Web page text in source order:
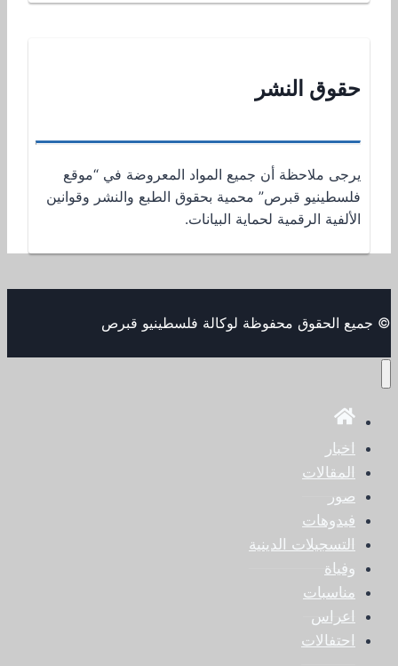
حقوق النشر
يرجى ملاحظة أن جميع المواد المعروضة في “موقع
فلسطينيو قبرص” محمية بحقوق الطبع والنشر وقوانين
الألفية الرقمية لحماية البيانات.
© جميع الحقوق محفوظة لوكالة فلسطينيو قبرص
اخبار
المقالات
صور
فيدوهات
التسجيلات الدينية
وفياة
مناسبات
اعراس
احتفالات